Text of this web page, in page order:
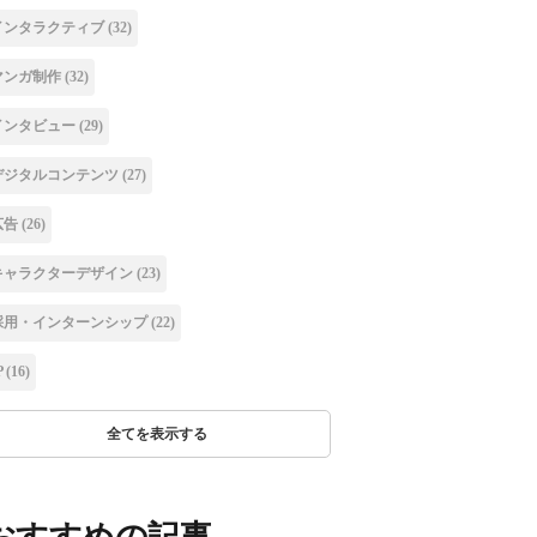
ンタラクティブ (32)
ンガ制作 (32)
ンタビュー (29)
ジタルコンテンツ (27)
告 (26)
ャラクターデザイン (23)
用・インターンシップ(22)
(16)
全てを表示する